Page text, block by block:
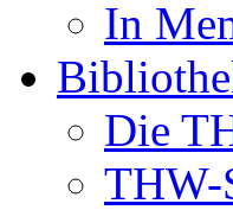
In
Die
THW-